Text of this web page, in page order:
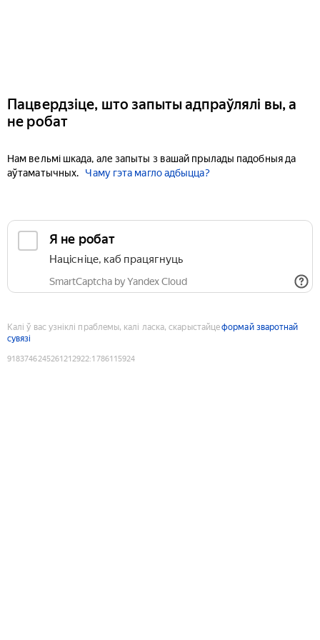
Пацвердзіце, што запыты адпраўлялі вы, а
не робат
Нам вельмі шкада, але запыты з вашай прылады падобныя да
аўтаматычных.
Чаму гэта магло адбыцца?
Я не робат
Націсніце, каб працягнуць
SmartCaptcha by Yandex Cloud
Калі ў вас узніклі праблемы, калі ласка, скарыстайцеформай зваротнай
сувязі
9183746245261212922:1786115924